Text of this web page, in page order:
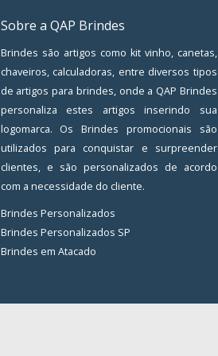
Sobre a QAP Brindes
Brindes são artigos como kit vinho, canetas,
chaveiros, calculadoras, entre diversos tipos
de artigos para brindes, onde a QAP Brindes
personaliza estes artigos inserindo sua
logomarca. Os Brindes promocionais são
utilizados para conquistar e surpreender
clientes, e são personalizados de acordo
com a necessidade do cliente.
Brindes Personalizados
Brindes Personalizados SP
Brindes em Atacado